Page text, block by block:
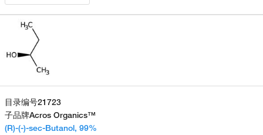
目录编号21723
子品牌Acros Organics™
(R)-(-)-sec-Butanol, 99%